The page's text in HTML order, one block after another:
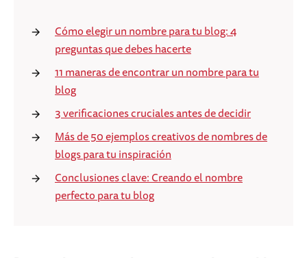
Cómo elegir un nombre para tu blog: 4
preguntas que debes hacerte
11 maneras de encontrar un nombre para tu
blog
3 verificaciones cruciales antes de decidir
Más de 50 ejemplos creativos de nombres de
blogs para tu inspiración
Conclusiones clave: Creando el nombre
perfecto para tu blog